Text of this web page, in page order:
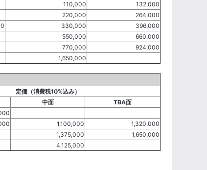
110,000
132,000
220,000
264,000
330,000
396,000
550,000
660,000
770,000
924,000
1,650,000
定価（消費税10%込み）
中面
TBA面
1,100,000
1,320,000
1,375,000
1,650,000
4,125,000